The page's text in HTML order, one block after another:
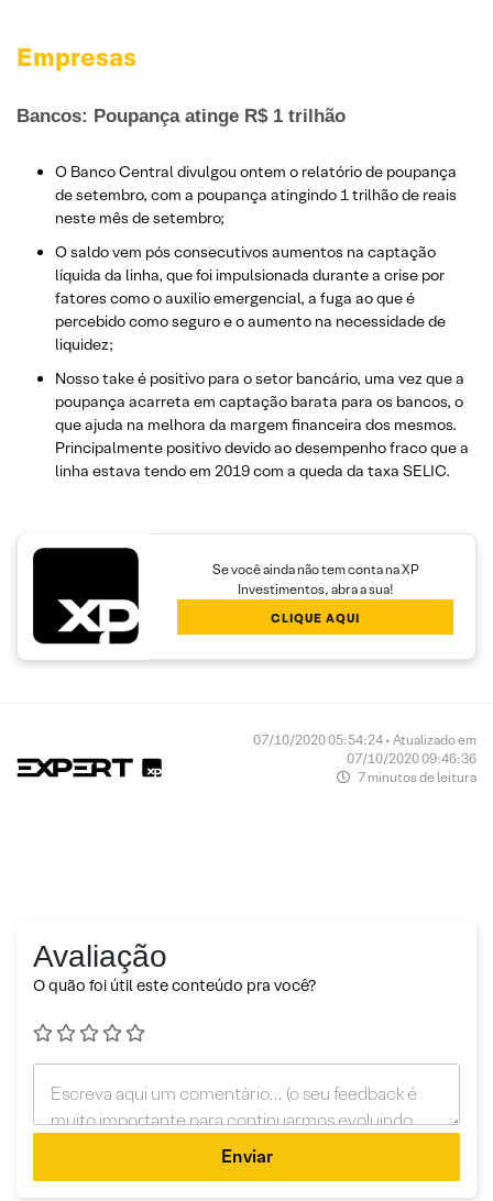
Empresas
Bancos: Poupança atinge R$ 1 trilhão
O Banco Central divulgou ontem o relatório de poupança
de setembro, com a poupança atingindo 1 trilhão de reais
neste mês de setembro;
O saldo vem pós consecutivos aumentos na captação
líquida da linha, que foi impulsionada durante a crise por
fatores como o auxilio emergencial, a fuga ao que é
percebido como seguro e o aumento na necessidade de
liquidez;
Nosso take é positivo para o setor bancário, uma vez que a
poupança acarreta em captação barata para os bancos, o
que ajuda na melhora da margem financeira dos mesmos.
Principalmente positivo devido ao desempenho fraco que a
linha estava tendo em 2019 com a queda da taxa SELIC.
Se você ainda não tem conta na XP
Investimentos, abra a sua!
CLIQUE AQUI
07/10/2020 05:54:24 • Atualizado em
07/10/2020 09:46:36
7 minutos de leitura
Avaliação
O quão foi útil este conteúdo pra você?
Enviar